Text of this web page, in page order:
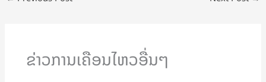
ຂ່າວການເຄືອນໄຫວອື່ນໆ